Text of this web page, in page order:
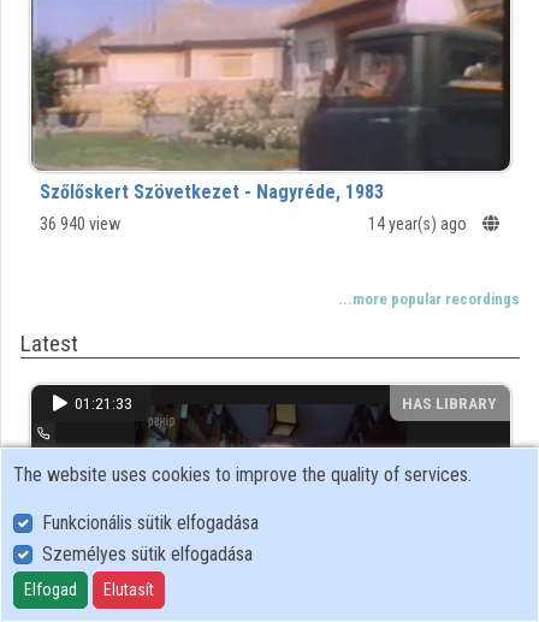
Categories
Organization playlists
Organizations
Contributors
Szőlőskert Szövetkezet - Nagyréde, 1983
36 940 view 14 year(s) ago
...more popular recordings
Latest
01:21:33 HAS LIBRARY
The website uses cookies to improve the quality of services.
Funkcionális sütik elfogadása
Személyes sütik elfogadása
Elfogad Elutasít